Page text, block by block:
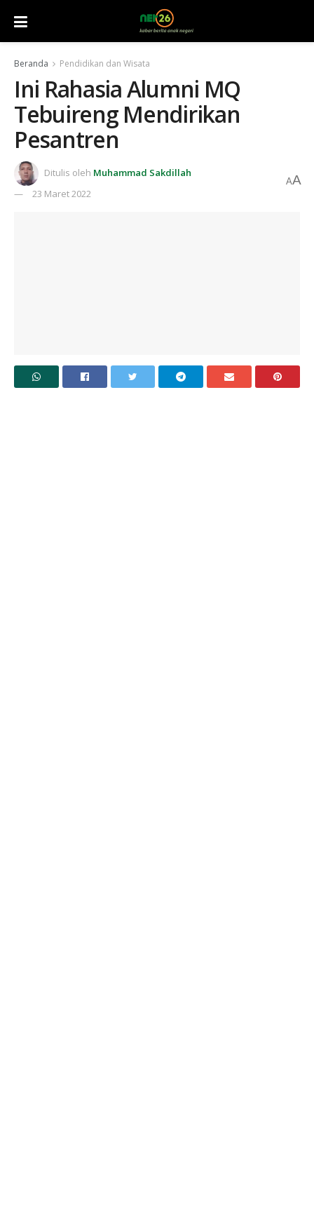
Beranda Pendidikan dan Wisata
Ini Rahasia Alumni MQ
Tebuireng Mendirikan
Pesantren
Ditulis oleh Muhammad Sakdillah
23 Maret 2022
AA